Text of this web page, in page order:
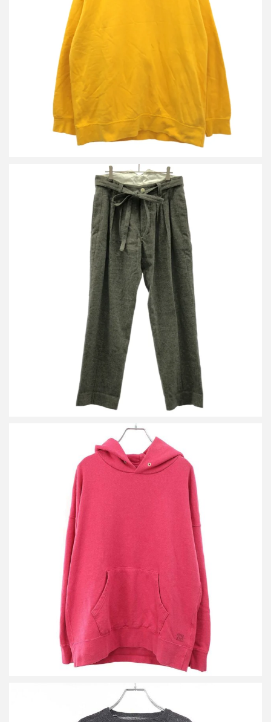
ビズビム 19AW JUMBO SB SWEAT L/S スウェットトレーナー
ビズビム 17AW HAKAMA PANTS ハカマパンツ 0117105008017
買取金額9,600円
詳しく見る
ビズビム 20AW JUMBO HOODIE プルオーバーパーカー